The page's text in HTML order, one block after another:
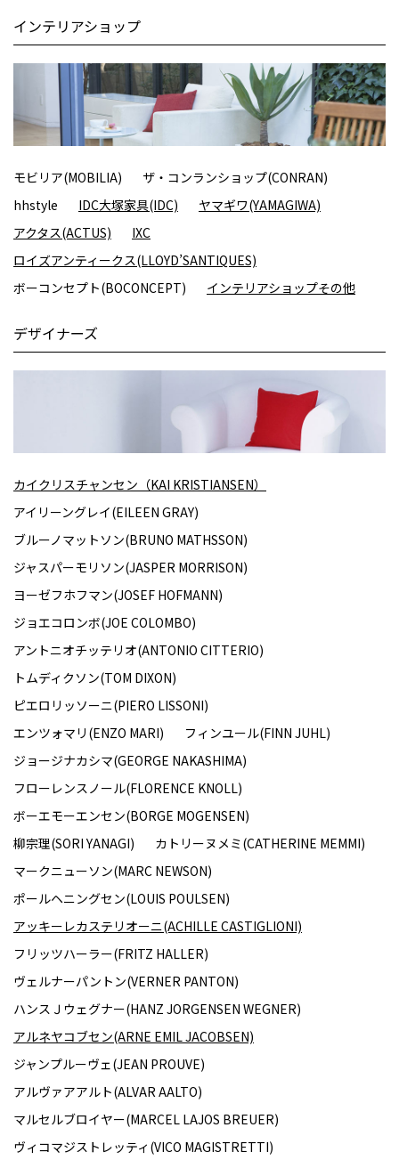
インテリアショップ
モビリア(MOBILIA)
ザ・コンランショップ(CONRAN)
hhstyle
IDC大塚家具(IDC)
ヤマギワ(YAMAGIWA)
アクタス(ACTUS)
IXC
ロイズアンティークス(LLOYD’SANTIQUES)
ボーコンセプト(BOCONCEPT)
インテリアショップその他
デザイナーズ
カイクリスチャンセン（KAI KRISTIANSEN）
アイリーングレイ(EILEEN GRAY)
ブルーノマットソン(BRUNO MATHSSON)
ジャスパーモリソン(JASPER MORRISON)
ヨーゼフホフマン(JOSEF HOFMANN)
ジョエコロンボ(JOE COLOMBO)
アントニオチッテリオ(ANTONIO CITTERIO)
トムディクソン(TOM DIXON)
ピエロリッソーニ(PIERO LISSONI)
エンツォマリ(ENZO MARI)
フィンユール(FINN JUHL)
ジョージナカシマ(GEORGE NAKASHIMA)
フローレンスノール(FLORENCE KNOLL)
ボーエモーエンセン(BORGE MOGENSEN)
柳宗理(SORI YANAGI)
カトリーヌメミ(CATHERINE MEMMI)
マークニューソン(MARC NEWSON)
ポールヘニングセン(LOUIS POULSEN)
アッキーレカステリオーニ(ACHILLE CASTIGLIONI)
フリッツハーラー(FRITZ HALLER)
ヴェルナーパントン(VERNER PANTON)
ハンスＪウェグナー(HANZ JORGENSEN WEGNER)
アルネヤコブセン(ARNE EMIL JACOBSEN)
ジャンプルーヴェ(JEAN PROUVE)
アルヴァアアルト(ALVAR AALTO)
マルセルブロイヤー(MARCEL LAJOS BREUER)
ヴィコマジストレッティ(VICO MAGISTRETTI)